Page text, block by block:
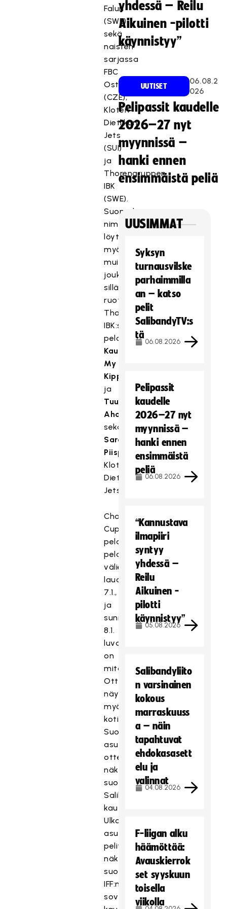
Falun
(SWE)
sekä
naisten
sarjassa
FBC
Ostrava
(CZE),
Kloten-
Dietlikon
Jets
(SUI)
ja
Thorengruppen
IBK
(SWE).
Suomalaisia
nimiä
löytyy
myös
muista
joukkueista,
sillä
ruotsalaisessa
Thorengruppen
IBK:ssa
pelaavatOonajaVeera
Kauppi,
My
Kippilä
ja
Tuulia
Aho
sekä
Sara
Piispa
Kloten-
Dietlikon
Jetsissä.
Champions
Cupissa
pelataan
pelataan
välierät
lauantaina
7.1.,
ja
sunnuntaina
8.1.
luvassa
on
mitalipelit.
Ottelut
näytetään
myös
kotisohville.
Suomessa
asuville
ottelut
näkyvät
suorana
SalibandyTV:n
kautta.
Ulkomailla
asuville
pelit
näkyvät
suorana
IFF:n
sovelluksen
yhdessä – Reilu
Aikuinen -pilotti
käynnistyy”
UUTISET
06.08.2
026
Pelipassit kaudelle
2026–27 nyt
myynnissä –
hanki ennen
ensimmäistä peliä
UUSIMMAT
Syksyn
turnausvilske
parhaimmilla
an – katso
pelit
SalibandyTV:s
tä
06.08.2026
Pelipassit
kaudelle
2026–27 nyt
myynnissä –
hanki ennen
ensimmäistä
peliä
06.08.2026
“Kannustava
ilmapiiri
syntyy
yhdessä –
Reilu
Aikuinen -
pilotti
käynnistyy”
05.08.2026
Salibandyliito
n varsinainen
kokous
marraskuuss
a – näin
tapahtuvat
ehdokasasett
elu ja
valinnat
04.08.2026
F-liigan alku
häämöttää:
Avauskierrok
set syyskuun
toisella
viikolla